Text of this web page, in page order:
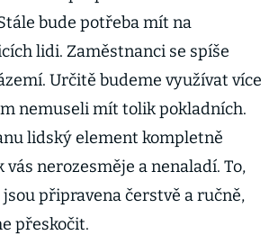
bude potřeba mít na
lidi. Zaměstnanci se spíše
Určitě budeme využívat více
nemuseli mít tolik pokladních.
lidský element kompletně
vás nerozesměje a nenaladí. To,
připravena čerstvě a ručně,
přeskočit.